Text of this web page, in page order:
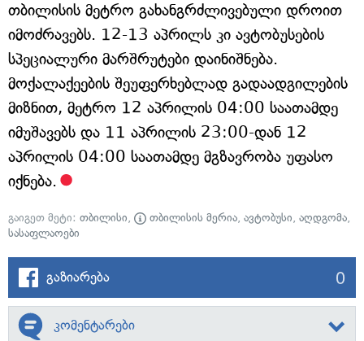
თბილისის მეტრო გახანგრძლივებული დროით
იმოძრავებს. 12-13 აპრილს კი ავტობუსების
სპეციალური მარშრუტები დაინიშნება.
მოქალაქეების შეუფერხებლად გადაადგილების
მიზნით, მეტრო 12 აპრილის 04:00 საათამდე
იმუშავებს და 11 აპრილის 23:00-დან 12
აპრილის 04:00 საათამდე მგზავრობა უფასო
იქნება.
გაიგეთ მეტი: თბილისი, თბილისის მერია, ავტობუსი, აღდგომა,
სასაფლაოები
გაზიარება 0
კომენტარები